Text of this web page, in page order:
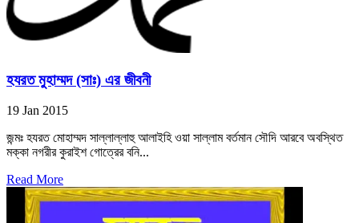
হযরত মুহাম্মদ (সাঃ) এর জীবনী
19 Jan 2015
জন্মঃ হযরত মোহাম্মদ সাল্লাল্লাহু আলাইহি ওয়া সাল্লাম বর্তমান সৌদি আরবে অবস্থিত
মক্কা নগরীর কুরাইশ গোত্রের বনি...
Read More